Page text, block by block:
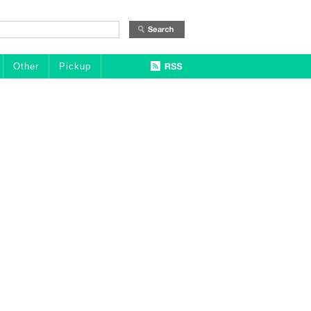
Other Pickup